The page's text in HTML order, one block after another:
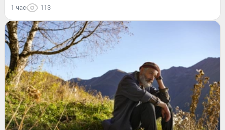
1 час 113